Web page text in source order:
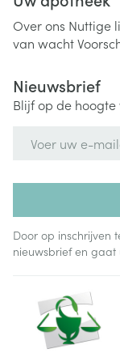
Over ons Nuttige
van wacht
Nieuwsbrief
Blijf op de
Door op inschrijven
nieuwsbrief en